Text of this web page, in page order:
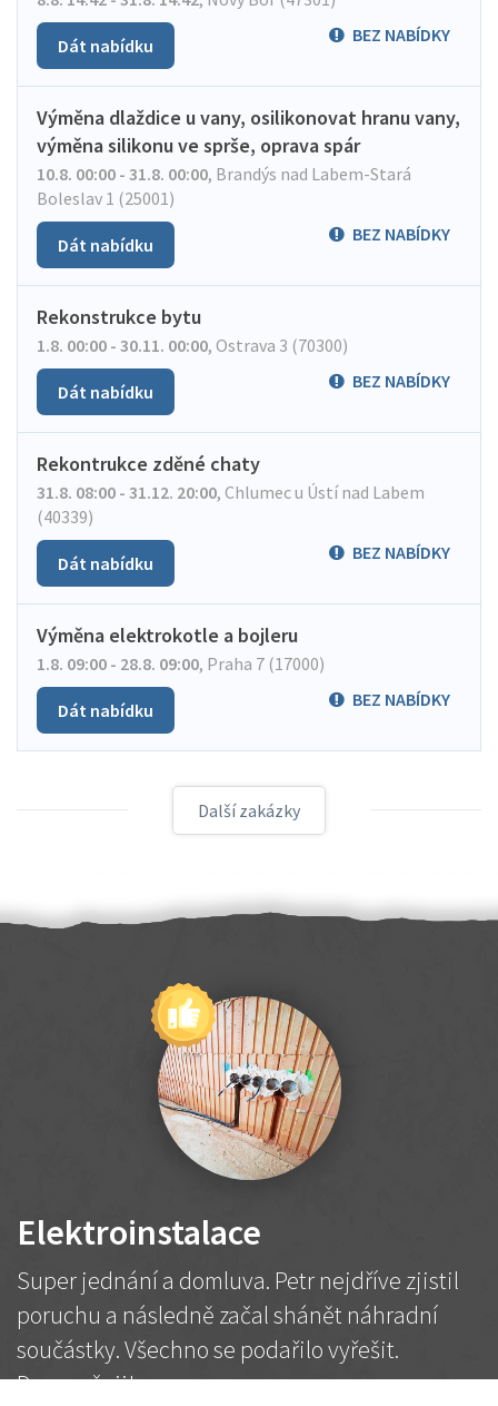
BEZ NABÍDKY
Dát nabídku
Výměna dlaždice u vany, osilikonovat hranu vany,
výměna silikonu ve sprše, oprava spár
10.8. 00:00 - 31.8. 00:00, Brandýs nad Labem-Stará
Boleslav 1 (25001)
BEZ NABÍDKY
Dát nabídku
Rekonstrukce bytu
1.8. 00:00 - 30.11. 00:00, Ostrava 3 (70300)
BEZ NABÍDKY
Dát nabídku
Rekontrukce zděné chaty
31.8. 08:00 - 31.12. 20:00, Chlumec u Ústí nad Labem
(40339)
BEZ NABÍDKY
Dát nabídku
Výměna elektrokotle a bojleru
1.8. 09:00 - 28.8. 09:00, Praha 7 (17000)
BEZ NABÍDKY
Dát nabídku
Další zakázky
Elektroinstalace
Super jednání a domluva. Petr nejdříve zjistil
poruchu a následně začal shánět náhradní
součástky. Všechno se podařilo vyřešit.
Doporučuji!